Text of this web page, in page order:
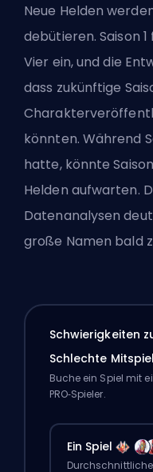
Neue Helden
debütieren. Saison 1
Vier ein, und die
dass zukünftige
könnten. Während
hatte, könnte
Helden aufwarten.
Datenanalysen
große Namen bald
Schwierigkeiten
Schlechte
Buche ein Spiel mit
PRO‑Spieler.
Ein Spiel